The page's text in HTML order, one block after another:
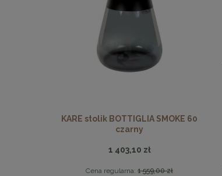
KARE stolik BOTTIGLIA SMOKE 60
czarny
1 403,10 zł
Cena regularna: 1 559,00 zł